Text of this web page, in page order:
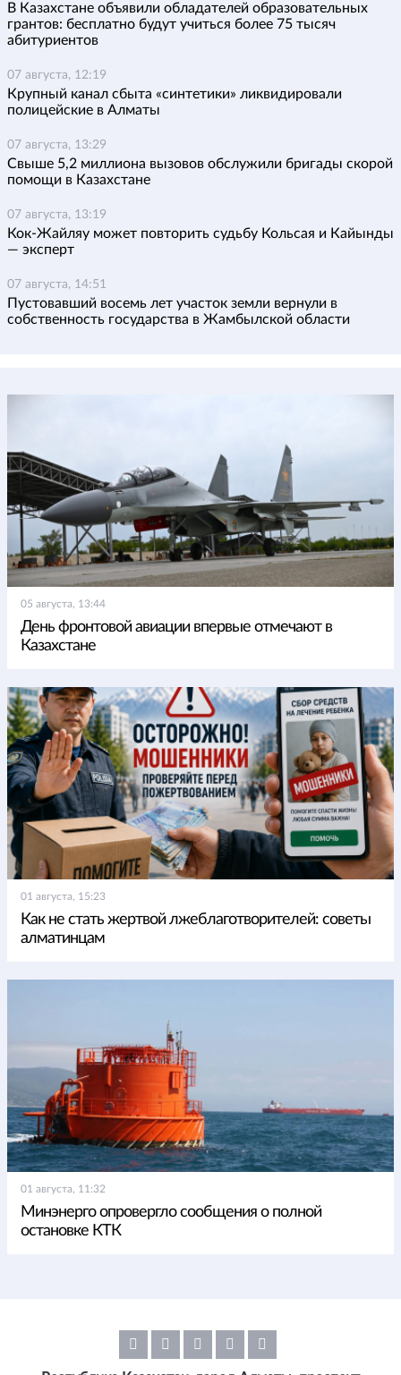
В Казахстане объявили обладателей образовательных
грантов: бесплатно будут учиться более 75 тысяч
абитуриентов
07 августа, 12:19
Крупный канал сбыта «синтетики» ликвидировали
полицейские в Алматы
07 августа, 13:29
Свыше 5,2 миллиона вызовов обслужили бригады скорой
помощи в Казахстане
07 августа, 13:19
Кок-Жайляу может повторить судьбу Кольсая и Кайынды
— эксперт
07 августа, 14:51
Пустовавший восемь лет участок земли вернули в
собственность государства в Жамбылской области
05 августа, 13:44
День фронтовой авиации впервые отмечают в
Казахстане
01 августа, 15:23
Как не стать жертвой лжеблаготворителей: советы
алматинцам
01 августа, 11:32
Минэнерго опровергло сообщения о полной
остановке КТК